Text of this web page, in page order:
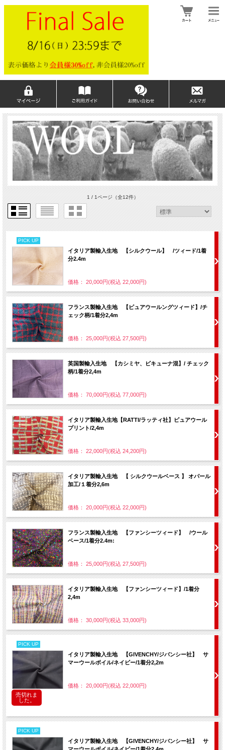
1 / 1ページ（全12件）
PICK UP
イタリア製輸入生地 【シルクウール】 /ツィード/1着
分2.4m
価格： 20,000円(税込 22,000円)
フランス製輸入生地 【ピュアウールングツィード】/チ
ェック柄/1着分2,4m
価格： 25,000円(税込 27,500円)
英国製輸入生地 【カシミヤ、ビキューナ混】/ チェック
柄/1着分2,4m
価格： 70,000円(税込 77,000円)
イタリア製輸入生地【RATTI/ラッティ社】ピュアウール
プリント/2,4m
価格： 22,000円(税込 24,200円)
イタリア製輸入生地 【 シルクウールベース 】 オパール
加工/１着分2,6m
価格： 20,000円(税込 22,000円)
フランス製輸入生地 【ファンシーツィード】 /ウール
ベース/1着分2.4m:
価格： 25,000円(税込 27,500円)
イタリア製輸入生地 【ファンシーツィード】/1着分
2,4m
価格： 30,000円(税込 33,000円)
PICK UP
イタリア製輸入生地 【GIVENCHY/ジバンシー社】 サ
マーウールボイル/ネイビー/1着分2,2m
価格： 20,000円(税込 22,000円)
売切れま
した。
PICK UP
イタリア製輸入生地 【GIVENCHY/ジバンシー社】 サ